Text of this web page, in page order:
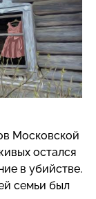
Московской
остался
в убийстве.
семьи был